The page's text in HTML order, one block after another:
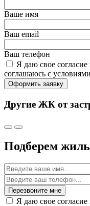
Ваше имя
Ваш email
Ваш телефон
Я даю свое
соглашаюсь с
Оформить заявку
Другие ЖК от
Подберем
Имя
Перезвоните мне
Я даю свое